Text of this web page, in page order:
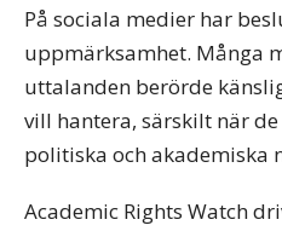
På sociala medier har
uppmärksamhet. Många
uttalanden berörde
vill hantera, särskilt när
politiska och akademiska
Academic Rights Watch